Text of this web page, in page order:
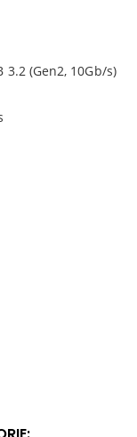
3.2 (Gen2, 10Gb/s)